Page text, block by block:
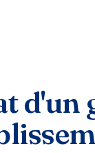
d'un